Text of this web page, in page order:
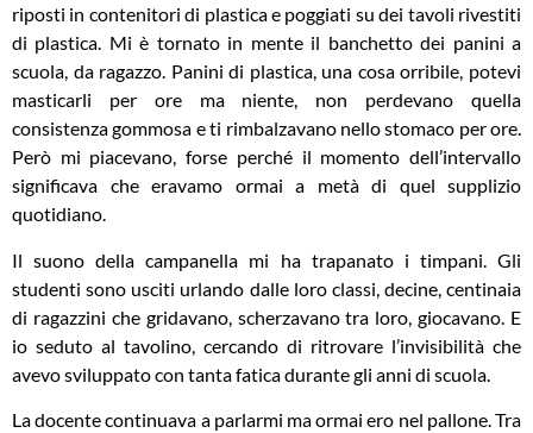
riposti in contenitori di plastica e poggiati su dei tavoli rivestiti
di plastica. Mi è tornato in mente il banchetto dei panini a
scuola, da ragazzo. Panini di plastica, una cosa orribile, potevi
masticarli per ore ma niente, non perdevano quella
consistenza gommosa e ti rimbalzavano nello stomaco per ore.
Però mi piacevano, forse perché il momento dell’intervallo
significava che eravamo ormai a metà di quel supplizio
quotidiano.
Il suono della campanella mi ha trapanato i timpani. Gli
studenti sono usciti urlando dalle loro classi, decine, centinaia
di ragazzini che gridavano, scherzavano tra loro, giocavano. E
io seduto al tavolino, cercando di ritrovare l’invisibilità che
avevo sviluppato con tanta fatica durante gli anni di scuola.
La docente continuava a parlarmi ma ormai ero nel pallone. Tra